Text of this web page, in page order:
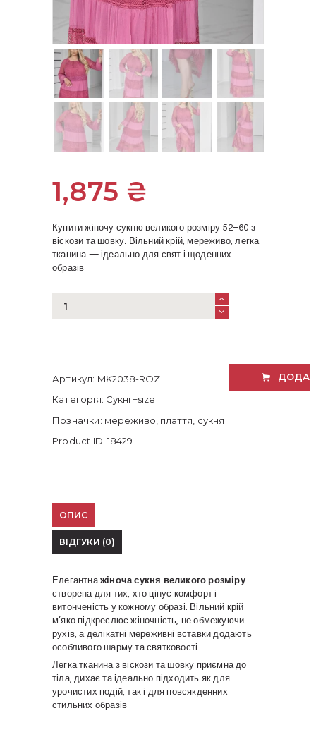
1,875 ₴
Купити жіночу сукню великого розміру 52–60 з
віскози та шовку. Вільний крій, мереживо, легка
тканина — ідеально для свят і щоденних
образів.
жіноча
(52–
кількість
Артикул: MK2038-ROZ
Категорія: Сукні +size
Позначки: мереживо плаття сукня
Product ID:18429
ОПИС
ВІДГУКИ (0)
Елегантнажіноча сукня великого розміру
створена для тих, хто цінує комфорт і
витонченість у кожному образі. Вільний крій
м’яко підкреслює жіночність, не обмежуючи
рухів, а делікатні мереживні вставки додають
особливого шарму та святковості.
Легка тканина з віскози та шовку приємна до
тіла, дихає та ідеально підходить як для
урочистих подій, так і для повсякденних
стильних образів.